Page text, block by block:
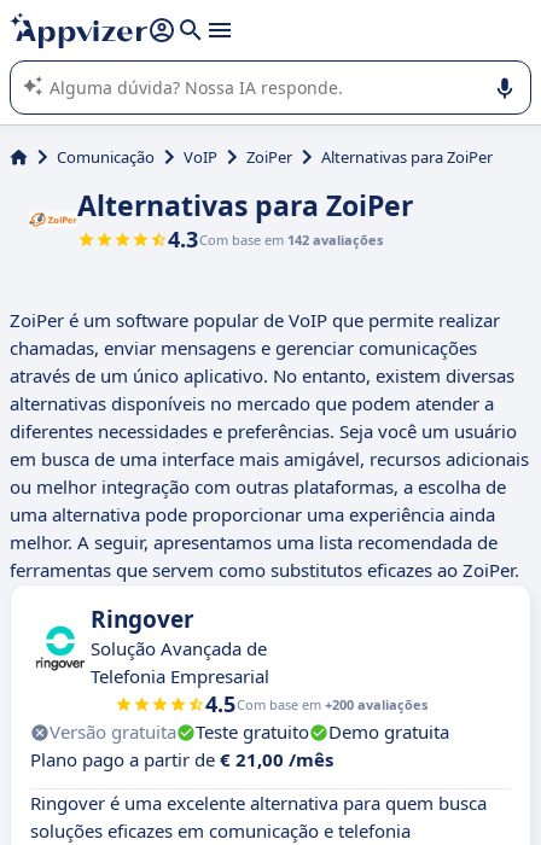
de nossa IA (várias linhas com
A IA do Appvizer o orienta no uso ou na seleção de software
SaaS para sua empresa.
Comunicação VoIP ZoiPer Alternativas para ZoiPer
Alternativas para ZoiPer
4.3Com base em 142 avaliações
ZoiPer é um software popular de VoIP que permite realizar
chamadas, enviar mensagens e gerenciar comunicações
através de um único aplicativo. No entanto, existem diversas
alternativas disponíveis no mercado que podem atender a
diferentes necessidades e preferências. Seja você um usuário
em busca de uma interface mais amigável, recursos adicionais
ou melhor integração com outras plataformas, a escolha de
uma alternativa pode proporcionar uma experiência ainda
melhor. A seguir, apresentamos uma lista recomendada de
ferramentas que servem como substitutos eficazes ao ZoiPer.
Ringover
Solução Avançada de
Telefonia Empresarial
4.5Com base em +200 avaliações
Versão gratuita Teste gratuito
Demo gratuita
Plano pago a partir de € 21,00 /mês
Ringover é uma excelente alternativa para quem busca
soluções eficazes em comunicação e telefonia